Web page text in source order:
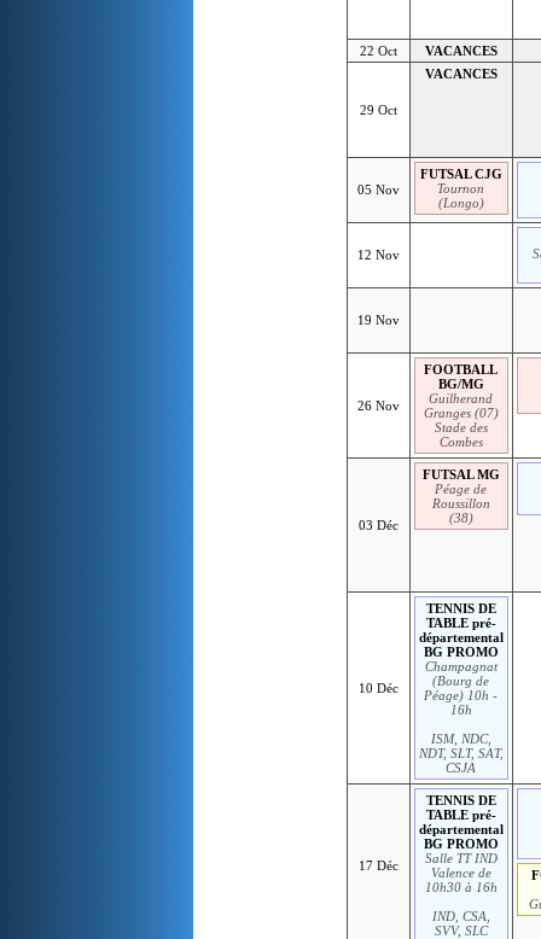
22 Oct VACANCES
29 Oct
VACANCES
05 Nov
FUTSAL CJG
Tournon
(Longo)
12 Nov
19 Nov
26 Nov
FOOTBALL
BG/MG
Guilherand
Granges (07)
Stade des
Combes
03 Déc
FUTSAL MG
Péage de
Roussillon
(38)
10 Déc
TENNIS DE
TABLE pré-
départemental
BG PROMO
Champagnat
(Bourg de
Péage) 10h -
16h
ISM, NDC,
NDT, SLT, SAT,
CSJA
17 Déc
TENNIS DE
TABLE pré-
départemental
BG PROMO
Salle TT IND
Valence de
10h30 à 16h
IND, CSA,
SVV, SLC